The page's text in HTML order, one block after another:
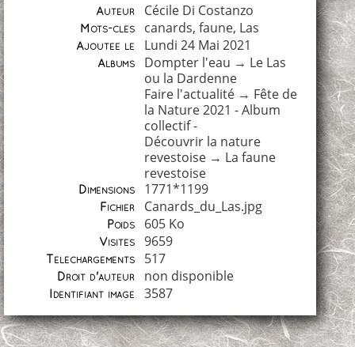
Auteur Cécile Di Costanzo
Mots-clés canards, faune, Las
Ajoutée le Lundi 24 Mai 2021
Albums Dompter l'eau → Le Las
ou la Dardenne
Faire l'actualité→ Fête de
la Nature 2021 - Album
collectif -
Découvrir la nature
revestoise→ La faune
revestoise
Dimensions 1771*1199
Fichier Canards_du_Las.jpg
Poids 605 Ko
Visites 9659
Téléchargements 517
Droit d'auteur non disponible
Identifiant image 3587